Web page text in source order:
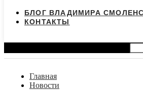
БЛОГ ВЛАДИМИРА
КОНТАКТЫ
Главная
Новости